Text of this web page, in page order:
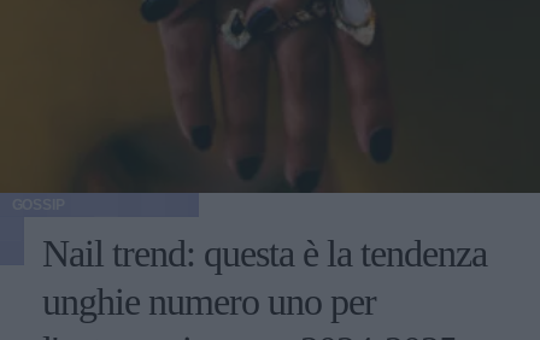
Nail trend: questa è la tendenza
unghie numero uno per